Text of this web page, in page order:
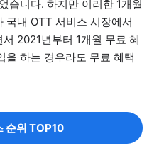
습니다. 하지만 이러한 1개월
국내 OTT 서비스 시장에서
2021년부터 1개월 무료 혜
을 하는 경우라도 무료 혜택
순위 TOP10